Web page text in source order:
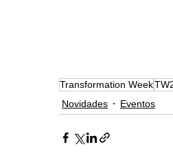
Transformation Week
Novidades
Eventos